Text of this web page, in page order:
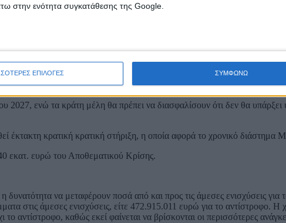
στην ενότητα συγκατάθεσης της Google.
ΕΠΙΛΟΓΕΣ ΣΥΜΦΩΝΩ
που προέκυψε μετά την 1η Μαρτίου 2026. Το ποσοστό αυτό
για τη μείωση της χρήσης λιπασμάτων.
ποσό ανά στρέμμα καλλιέργειας, ανάλογα με τη μέση κατανάλωση
Για τον υπολογισμό του πρόσθετου κόστους, τα κράτη μέλη θα
2027, ενώ τα κράτη μέλη θα πρέπει να διασφαλίσουν ότι δεν θα
έκτακτη κρατική κρατική στήριξη, η οποία αφορά το χρονικό διάστημα
εκατ. ευρώ του Αποθεματικού Κρίσης.
να μεταφέρουν ποσά από και προς τις άμεσες ενισχύσεις
στις άμεσες ενισχύσεις, είτε 472.915.011 ευρώ για το αντίστροφο. Η
αντίστροφο, καθώς εκεί φαίνεται να βρίσκονται οι περισσότερες